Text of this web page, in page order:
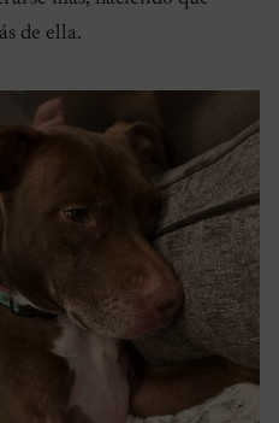
de ella.